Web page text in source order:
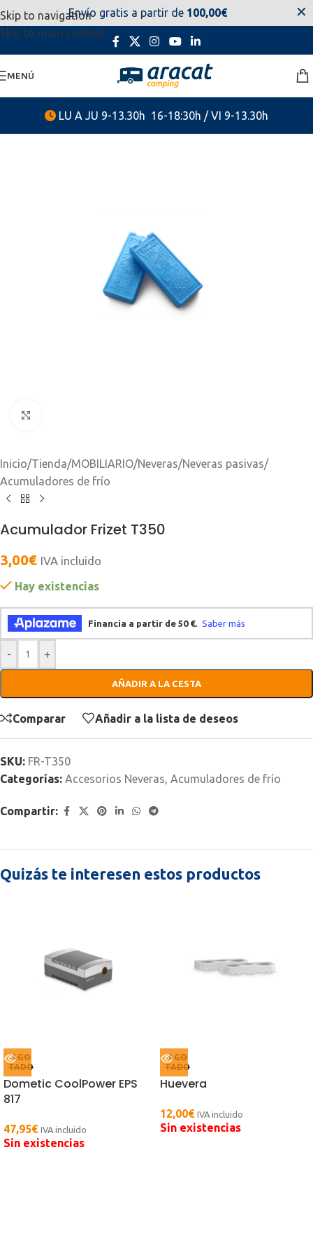
Skip to navigation
Skip to main content
estaremos disponibles. Disculpen las molestias.
MENÚ
LU A JU 9-13.30h 16-18:30h / VI 9-13.30h
Envío gratis a partir de 100,00€ ✕
Inicio/Tienda/MOBILIARIO/Neveras/Neveras pasivas/
Acumuladores de frío
Acumulador Frizet T350
3,00€ IVA incluido
Hay existencias
- +
AÑADIR A LA CESTA
Comparar Añadir a la lista de deseos
SKU: FR-T350
Categorías: Accesorios Neveras, Acumuladores de frío
Compartir:
Quizás te interesen estos productos
AGO
TADO
Dometic CoolPower EPS
817
47,95€ IVA incluido
Sin existencias
AGO
TADO
Huevera
12,00€ IVA incluido
Sin existencias